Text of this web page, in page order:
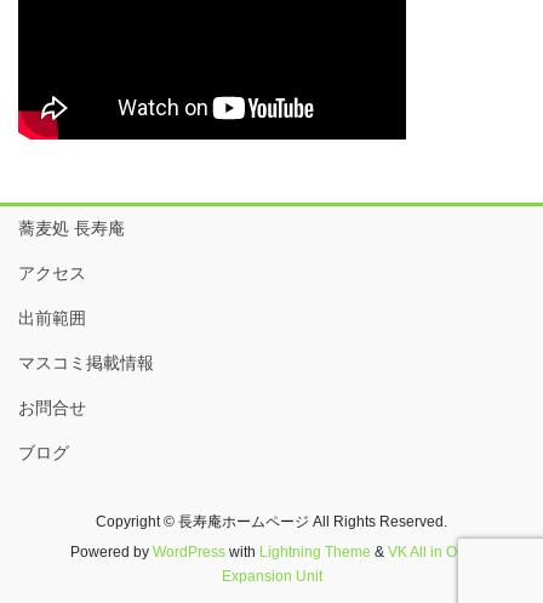
蕎麦処 長寿庵
アクセス
出前範囲
マスコミ掲載情報
お問合せ
ブログ
Copyright © 長寿庵ホームページ All Rights Reserved.
Powered by WordPresswith Lightning Theme & VK All in One
Expansion Unit